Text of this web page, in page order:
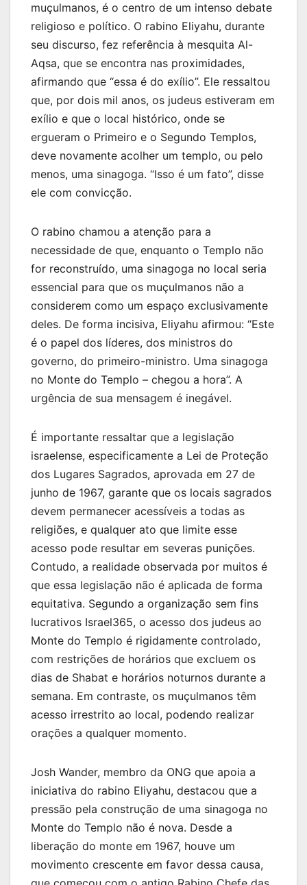
muçulmanos, é o centro de um intenso debate
religioso e político. O rabino Eliyahu, durante
seu discurso, fez referência à mesquita Al-
Aqsa, que se encontra nas proximidades,
afirmando que “essa é do exílio”. Ele ressaltou
que, por dois mil anos, os judeus estiveram em
exílio e que o local histórico, onde se
ergueram o Primeiro e o Segundo Templos,
deve novamente acolher um templo, ou pelo
menos, uma sinagoga. “Isso é um fato”, disse
ele com convicção.
O rabino chamou a atenção para a
necessidade de que, enquanto o Templo não
for reconstruído, uma sinagoga no local seria
essencial para que os muçulmanos não a
considerem como um espaço exclusivamente
deles. De forma incisiva, Eliyahu afirmou: “Este
é o papel dos líderes, dos ministros do
governo, do primeiro-ministro. Uma sinagoga
no Monte do Templo – chegou a hora”. A
urgência de sua mensagem é inegável.
É importante ressaltar que a legislação
israelense, especificamente a Lei de Proteção
dos Lugares Sagrados, aprovada em 27 de
junho de 1967, garante que os locais sagrados
devem permanecer acessíveis a todas as
religiões, e qualquer ato que limite esse
acesso pode resultar em severas punições.
Contudo, a realidade observada por muitos é
que essa legislação não é aplicada de forma
equitativa. Segundo a organização sem fins
lucrativos Israel365, o acesso dos judeus ao
Monte do Templo é rigidamente controlado,
com restrições de horários que excluem os
dias de Shabat e horários noturnos durante a
semana. Em contraste, os muçulmanos têm
acesso irrestrito ao local, podendo realizar
orações a qualquer momento.
Josh Wander, membro da ONG que apoia a
iniciativa do rabino Eliyahu, destacou que a
pressão pela construção de uma sinagoga no
Monte do Templo não é nova. Desde a
liberação do monte em 1967, houve um
movimento crescente em favor dessa causa,